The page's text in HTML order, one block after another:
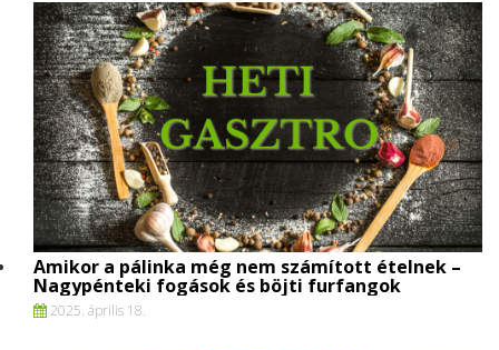
Amikor a pálinka még nem számított ételnek –
Nagypénteki fogások és böjti furfangok
2025. április 18.